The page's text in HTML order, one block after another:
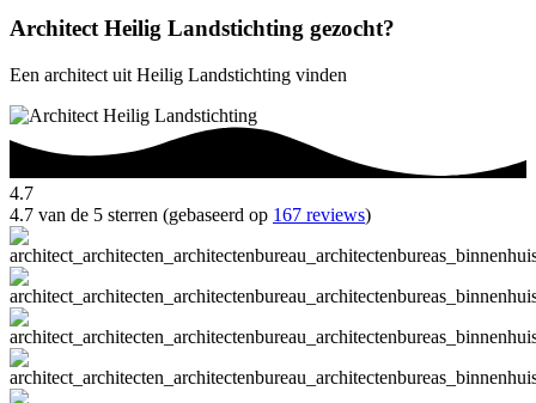
Architect Heilig Landstichting gezocht?
Een architect uit Heilig Landstichting vinden
4.7
4.7 van de 5 sterren (gebaseerd op 167 reviews)